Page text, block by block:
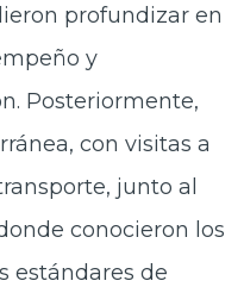
profundizar en
y
Posteriormente,
con visitas a
junto al
conocieron los
estándares de